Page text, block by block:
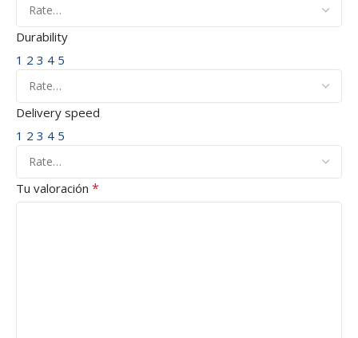
Durability
1 2 3 4 5
Delivery speed
1 2 3 4 5
Tu valoración *